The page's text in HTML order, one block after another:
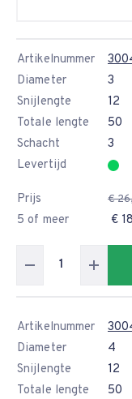
Artikelnummer
Diameter
3
Snijlengte
12
Totale lengte
50
Schacht
3
Levertijd
Prijs €
5 of meer
€
Artikelnummer
Diameter
4
Snijlengte
12
Totale lengte
50